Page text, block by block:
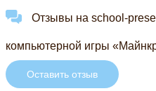
Отзывы на school-
компьютерной игры
Оставить отзыв